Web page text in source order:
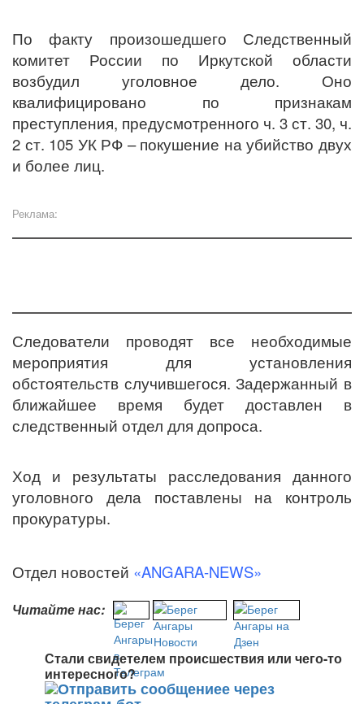
По факту произошедшего Следственный
комитет России по Иркутской области
возбудил уголовное дело. Оно
квалифицировано по признакам
преступления, предусмотренного ч. 3 ст. 30, ч.
2 ст. 105 УК РФ – покушение на убийство двух
и более лиц.
Реклама:
Следователи проводят все необходимые
мероприятия для установления
обстоятельств случившегося. Задержанный в
ближайшее время будет доставлен в
следственный отдел для допроса.
Ход и результаты расследования данного
уголовного дела поставлены на контроль
прокуратуры.
Отдел новостей «ANGARA-NEWS»
Читайте нас:
Стали свидетелем происшествия или чего-то
интересного?